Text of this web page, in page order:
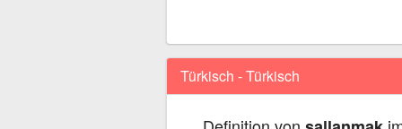
Türkisch - Türkisch